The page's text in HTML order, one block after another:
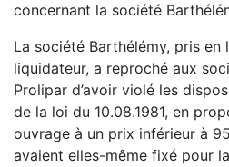
concernant la société
La société Barthélémy, pris en
liquidateur, a reproché aux
Prolipar d’avoir violé les
de la loi du 10.08.1981, en
ouvrage à un prix inférieur à
avaient elles-même fixé pour